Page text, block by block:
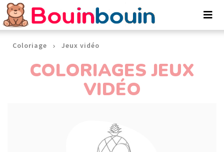
Coloriage Jeux vidéo
COLORIAGES JEUX
VIDÉO
Panneau de gestion des cookies